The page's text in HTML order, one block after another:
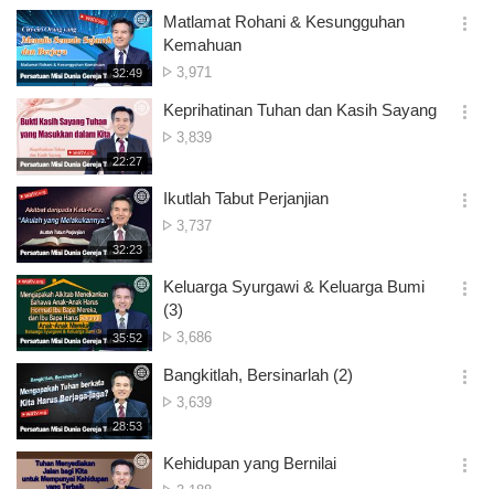
시
간
기
재
생
시
간
32:49
Matlamat Rohani & Kesungguhan
Kemahuan
Tontonan
3,971
옵
기
재
생
시
간
22:27
Keprihatinan Tuhan dan Kasih Sayang
Tontonan
3,839
옵
기
재
생
시
간
32:23
Ikutlah Tabut Perjanjian
Tontonan
3,737
옵
기
재
생
시
간
35:52
Keluarga Syurgawi & Keluarga Bumi
(3)
Tontonan
3,686
옵
기
재
생
시
간
28:53
Bangkitlah, Bersinarlah (2)
Tontonan
3,639
옵
기
Kehidupan yang Bernilai
옵